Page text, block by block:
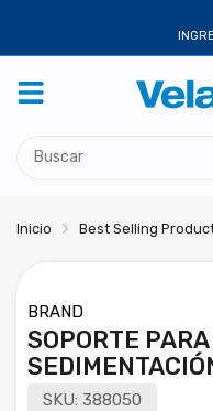
Inicio Best Selling
BRAND
SOPORTE
SKU: 388050